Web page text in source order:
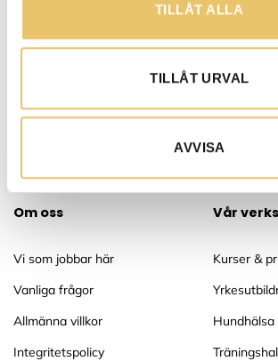
TILLÅT ALLA
TILLÅT URVAL
AVVISA
Vi finns med dig genom hela hundlivet – från
Om oss
Vi som jobbar här
Vanliga frågor
Allmänna villkor
Integritetspolicy
Vår
Kurser &